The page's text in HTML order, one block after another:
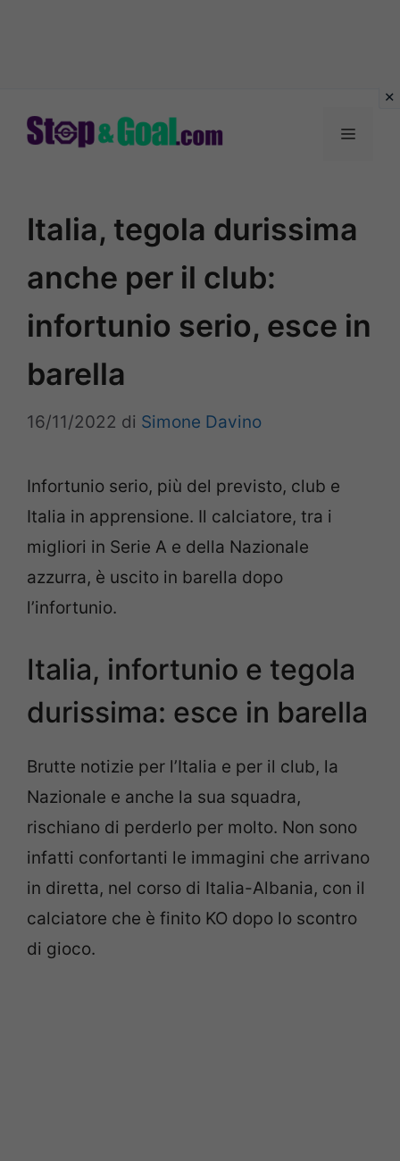
Menu
Italia, tegola durissima
anche per il club:
infortunio serio, esce in
barella
16/11/2022 di Simone Davino
Infortunio serio, più del previsto, club e
Italia in apprensione. Il calciatore, tra i
migliori in Serie A e della Nazionale
azzurra, è uscito in barella dopo
l’infortunio.
Italia, infortunio e tegola
durissima: esce in barella
Brutte notizie per l’Italia e per il club, la
Nazionale e anche la sua squadra,
rischiano di perderlo per molto. Non sono
infatti confortanti le immagini che arrivano
in diretta, nel corso di Italia-Albania, con il
calciatore che è finito KO dopo lo scontro
di gioco.